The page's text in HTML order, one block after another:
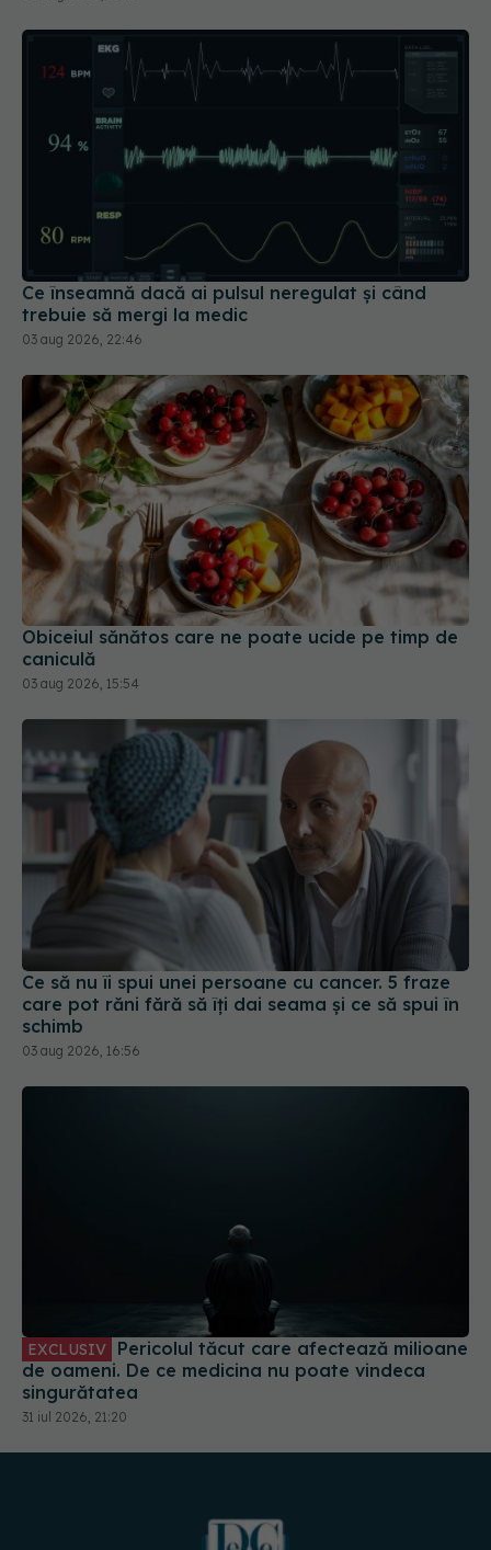
Ce înseamnă dacă ai pulsul neregulat și când
trebuie să mergi la medic
03 aug 2026, 22:46
Obiceiul sănătos care ne poate ucide pe timp de
caniculă
03 aug 2026, 15:54
Ce să nu îi spui unei persoane cu cancer. 5 fraze
care pot răni fără să îți dai seama și ce să spui în
schimb
03 aug 2026, 16:56
de oameni. De ce medicina nu poate vindeca
singurătatea
31 iul 2026, 21:20